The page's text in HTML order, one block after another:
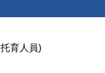
育人員)